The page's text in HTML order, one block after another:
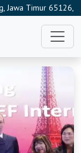
Jawa Timur 65126,